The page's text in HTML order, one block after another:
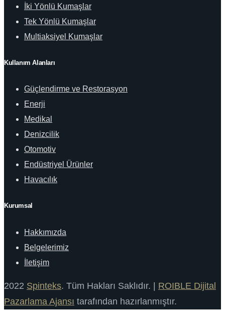
İki Yönlü Kumaşlar
Tek Yönlü Kumaşlar
Multiaksiyel Kumaşlar
Kullanım Alanları
Güçlendirme ve Restorasyon
Enerji
Medikal
Denizcilik
Otomotiv
Endüstriyel Ürünler
Havacılık
Kurumsal
Hakkımızda
Belgelerimiz
İletişim
2022 Spinteks. Tüm Hakları Saklıdır. | ROIBLE Dijital
Pazarlama Ajansı tarafından hazırlanmıştır.